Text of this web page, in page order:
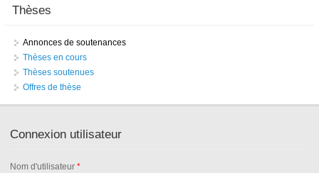
Thèses
Annonces de soutenances
Thèses en cours
Thèses soutenues
Offres de thèse
Connexion utilisateur
Nom d'utilisateur*